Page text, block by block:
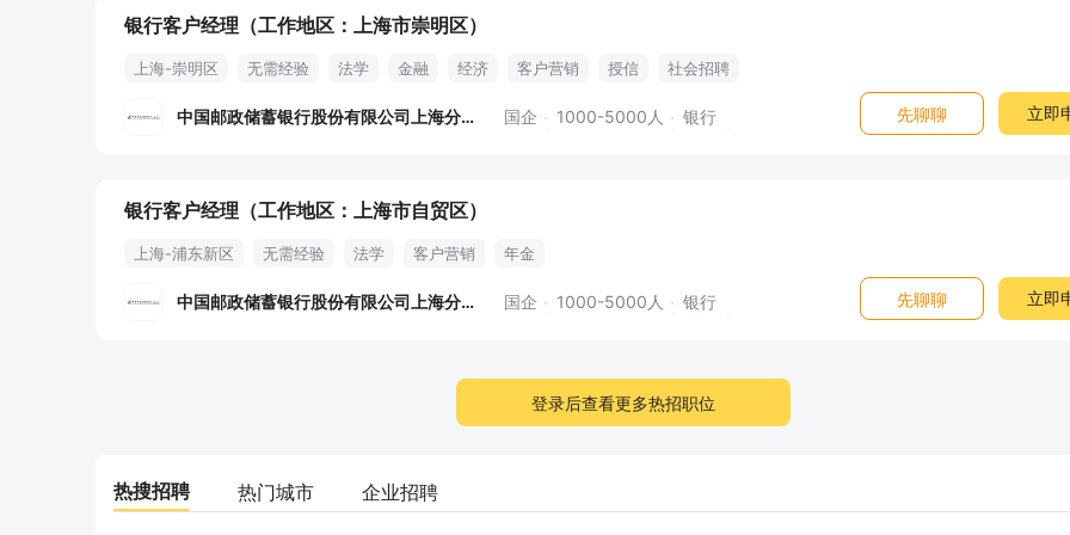
银行客户经理（工作地区：上海市崇明区）
上海-崇明区 无需经验 法学 金融 经济 客户营销 授信 社会招聘
中国邮政储蓄银行股份有限公司上海分行 国企 1000-5000人 银行 先聊聊 立即
银行客户经理（工作地区：上海市自贸区）
上海-浦东新区 无需经验 法学 客户营销 年金
中国邮政储蓄银行股份有限公司上海分行 国企 1000-5000人 银行 先聊聊 立即
登录后查看更多热招职位
热搜招聘 热门城市 企业招聘